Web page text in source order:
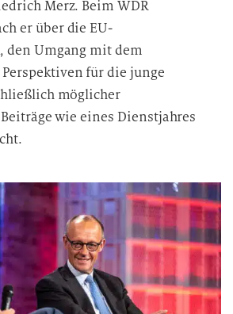
Merz. Beim WDR
er über die EU-
Umgang mit dem
für die junge
möglicher
wie eines Dienstjahres